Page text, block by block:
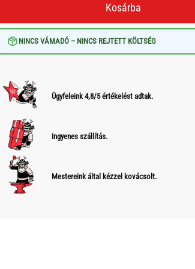
Kosárba
NINCS VÁMADÓ – NINCS REJTETT KÖLTSÉG
Ügyfeleink 4,8/5 értékelést adtak.
Ingyenes szállítás.
Mestereink által kézzel kovácsolt.